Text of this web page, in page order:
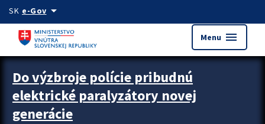
Preskocit na hlavný obsah
SK e-Govarrow_drop_down
Menu menu
Zastavit automatický posun upútavok
Do výzbroje polície pribudnú
elektrické paralyzátory novej
generácie